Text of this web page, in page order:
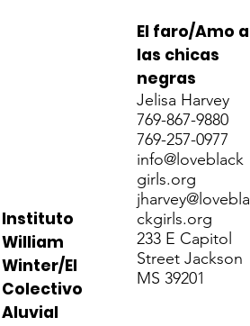
El faro/Amo a
las chicas
negras
Jelisa Harvey
769-867-9880
769-257-0977
info@loveblack
girls.org
jharvey@lovebla
ckgirls.org
233 E Capitol
Street Jackson
MS 39201
Instituto
William
Winter/El
Colectivo
Aluvial